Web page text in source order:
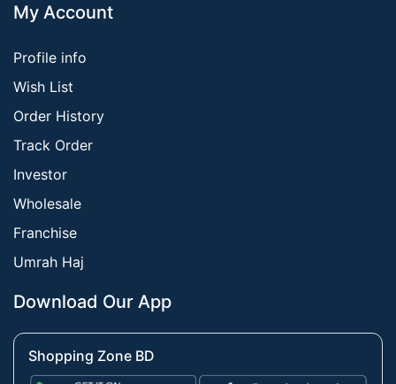
My Account
Profile info
Wish List
Order History
Track Order
Investor
Wholesale
Franchise
Umrah Haj
Download Our App
Shopping Zone BD